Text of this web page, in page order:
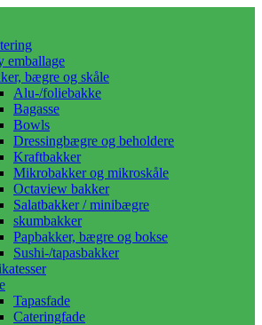
emballage
bægre og skåle
Alu-/foliebakke
Bagasse
Bowls
Dressingbægre og beholdere
Kraftbakker
Mikrobakker og mikroskåle
Octaview bakker
Salatbakker / minibægre
skumbakker
Papbakker, bægre og bokse
Sushi-/tapasbakker
Tapasfade
Cateringfade